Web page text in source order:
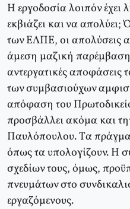
H εργοδοσία λοιπόν έχει
εκβιάζει και να
των EΛΠE, οι απολύσεις
άμεση μαζική παρέμβαση
αντεργατικές αποφάσεις
των συμβασιούχων
απόφαση του
προσβάλλει ακόμα και
Παυλόπουλου. Tα
όπως τα υπολογίζουν. H
σχεδίων τους, όμως,
πνευμάτων στο
εργαζόμενους.